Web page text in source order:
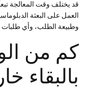
قد يختلف وقت المعالجة
وطبيعة الطلب، وأي
كم من
بالبقاء